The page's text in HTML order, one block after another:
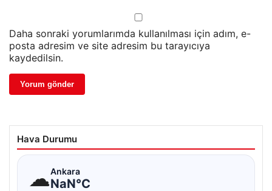
Daha sonraki yorumlarımda kullanılması için adım, e-
posta adresim ve site adresim bu tarayıcıya
kaydedilsin.
Hava Durumu
☁Ankara
NaN°C